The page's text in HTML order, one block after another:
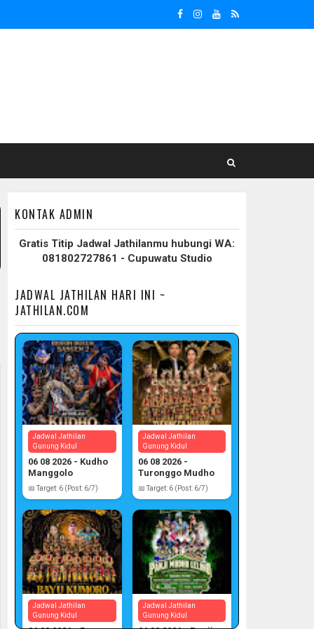
KONTAK ADMIN
Gratis Titip Jadwal Jathilanmu hubungi WA:
081802727861 - Cupuwatu Studio
JADWAL JATHILAN HARI INI ~
JATHILAN.COM
Jadwal Jathilan
Gunung Kidul
06 08 2026 - Kudho
Manggolo
📅 Target: 6 (Post: 6/7)
Jadwal Jathilan
Gunung Kidul
06 08 2026 -
Turonggo Mudho
📅 Target: 6 (Post: 6/7)
Jadwal Jathilan
Gunung Kidul
Jadwal Jathilan
Gunung Kidul